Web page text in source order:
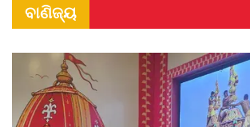
ବାଣିଜ୍ୟ